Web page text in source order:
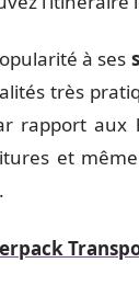
à ses
très
rapport aux
et